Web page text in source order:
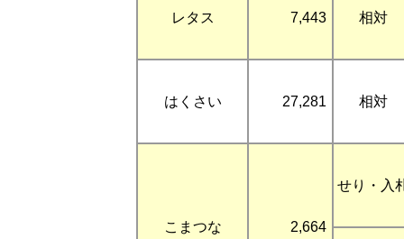
レタス 7,443 相対
はくさい 27,281 相対
こまつな 2,664
せり・入